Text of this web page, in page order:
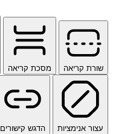
שורת קריאה מסכת קריאה
עצור אנימציות
הדגש קישורים